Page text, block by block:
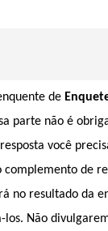
de
parte não é
você
de
no resultado da
los. Não